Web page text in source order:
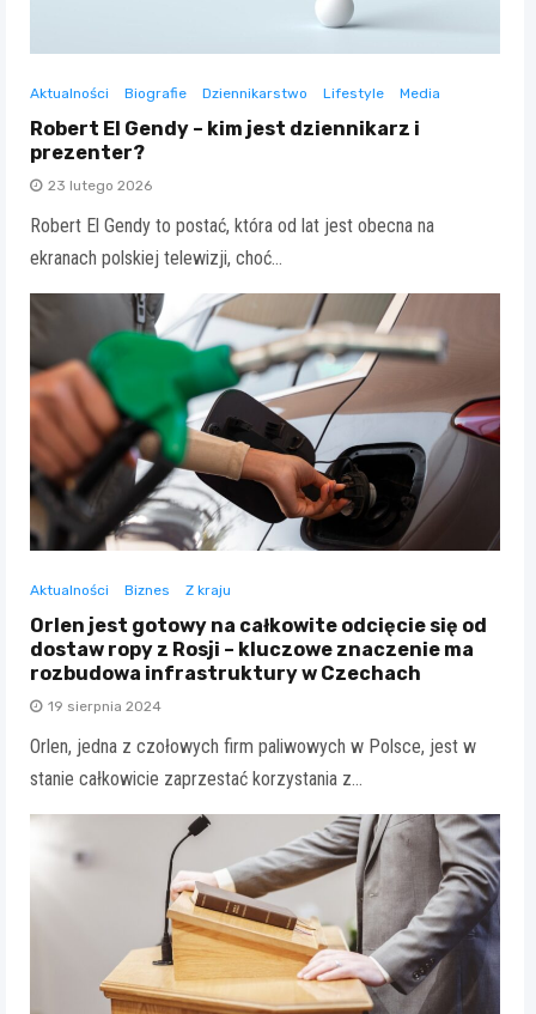
Aktualności Biografie Dziennikarstwo Lifestyle Media
Robert El Gendy – kim jest dziennikarz i
prezenter?
23 lutego 2026
Robert El Gendy to postać, która od lat jest obecna na
ekranach polskiej telewizji, choć…
Aktualności Biznes Z kraju
Orlen jest gotowy na całkowite odcięcie się od
dostaw ropy z Rosji – kluczowe znaczenie ma
rozbudowa infrastruktury w Czechach
19 sierpnia 2024
Orlen, jedna z czołowych firm paliwowych w Polsce, jest w
stanie całkowicie zaprzestać korzystania z…